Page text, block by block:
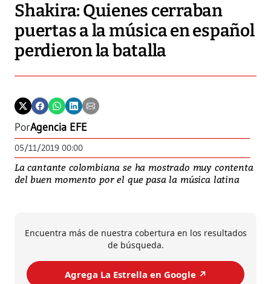
Shakira: Quienes cerraban
puertas a la música en español
perdieron la batalla
PorAgencia EFE
05/11/2019 00:00
La cantante colombiana se ha mostrado muy contenta
del buen momento por el que pasa la música latina
Encuentra más de nuestra cobertura en los resultados
de búsqueda.
Agrega La Estrella en Google ↗️